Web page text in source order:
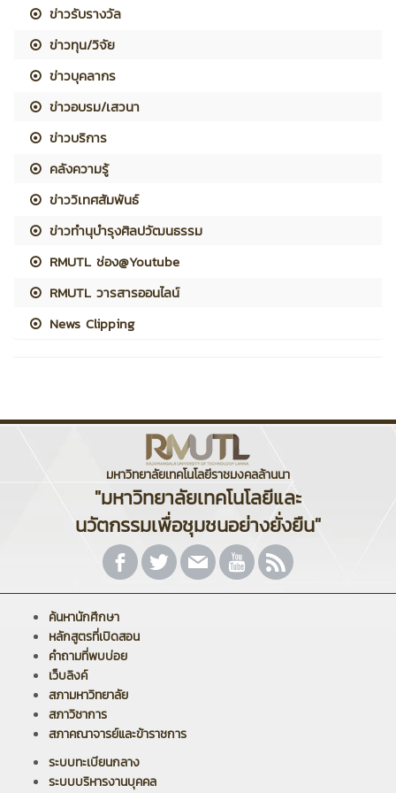
ข่าวรับรางวัล
ข่าวทุน/วิจัย
ข่าวบุคลากร
ข่าวอบรม/เสวนา
ข่าวบริการ
คลังความรู้
ข่าววิเทศสัมพันธ์
ข่าวทำนุบำรุงศิลปวัฒนธรรม
RMUTL ช่อง@Youtube
RMUTL วารสารออนไลน์
News Clipping
มหาวิทยาลัยเทคโนโลยีราชมงคลล้านนา
"มหาวิทยาลัยเทคโนโลยีและ
นวัตกรรมเพื่อชุมชนอย่างยั่งยืน"
ค้นหานักศึกษา
หลักสูตรที่เปิดสอน
คำถามที่พบบ่อย
เว็บลิงค์
สภามหาวิทยาลัย
สภาวิชาการ
สภาคณาจารย์และข้าราชการ
ระบบทะเบียนกลาง
ระบบบริหารงานบุคคล